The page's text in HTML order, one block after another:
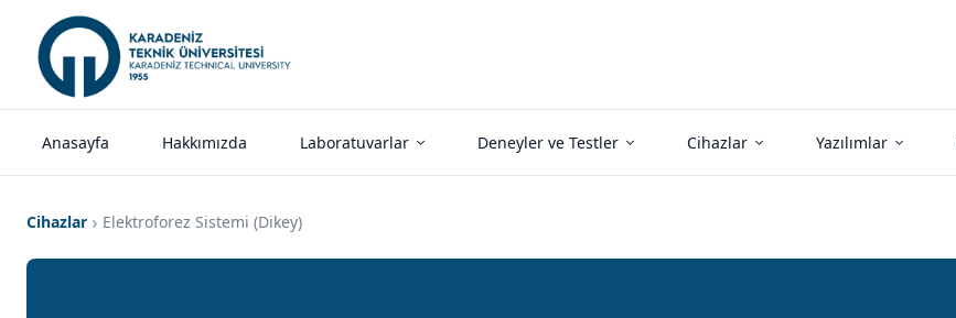
Anasayfa Hakkımızda Laboratuvarlar Deneyler ve Testler Cihazlar Yazılımlar
Cihazlar Elektroforez Sistemi (Dikey)